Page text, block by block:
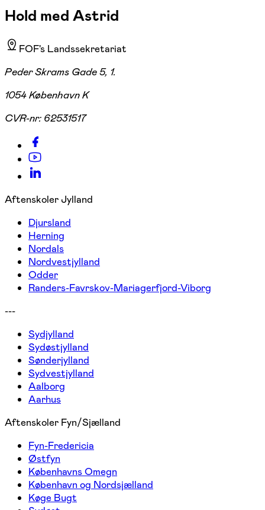
Hold med Astrid
FOF's Landssekretariat
Peder Skrams Gade 5, 1.
1054 København K
CVR-nr: 62531517
Aftenskoler Jylland
Djursland
Herning
Nordals
Nordvestjylland
Odder
Randers-Favrskov-Mariagerfjord-Viborg
---
Sydjylland
Sydøstjylland
Sønderjylland
Sydvestjylland
Aalborg
Aarhus
Aftenskoler Fyn/Sjælland
Fyn-Fredericia
Østfyn
Københavns Omegn
København og Nordsjælland
Køge Bugt